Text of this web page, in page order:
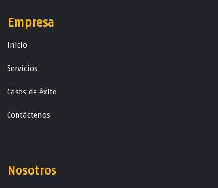
Empresa
Ini​ci​o
Servicios
Casos de éxito
Contáctenos
Nosotros